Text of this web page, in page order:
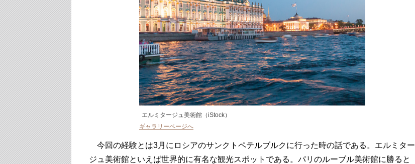
エルミタージュ美術館（iStock）
ギャラリーページへ
今回の経験とは3月にロシアのサンクトペテルブルクに行った時の話である。エルミター
ジュ美術館といえば世界的に有名な観光スポットである。パリのルーブル美術館に勝ると